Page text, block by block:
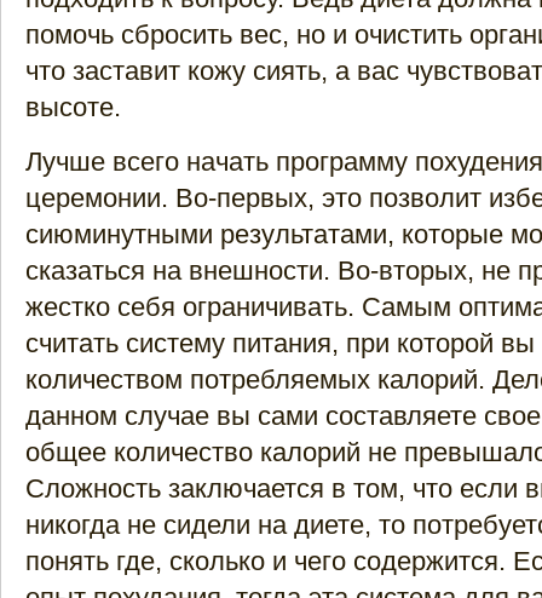
помочь сбросить вес, но и очистить
что заставит кожу сиять, а вас
высоте.
Лучше всего начать программу
церемонии. Во-первых, это позволит
сиюминутными результатами, которые
сказаться на внешности. Во-вторых, не
жестко себя ограничивать. Самым
считать систему питания, при которой
количеством потребляемых калорий.
данном случае вы сами составляете
общее количество калорий не
Сложность заключается в том, что если
никогда не сидели на диете, то
понять где, сколько и чего содержится.